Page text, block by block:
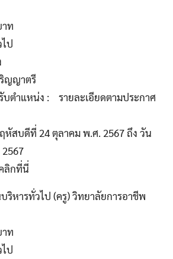
ท
ป
ญญาตรี
ตำแหน่ง : รายละเอียดตามประกาศ
สบดีที่ 24 ตุลาคม พ.ศ. 2567 ถึง วัน
ลิกที่นี่
หารทั่วไป (ครู) วิทยาลัยการอาชีพ
ท
ป